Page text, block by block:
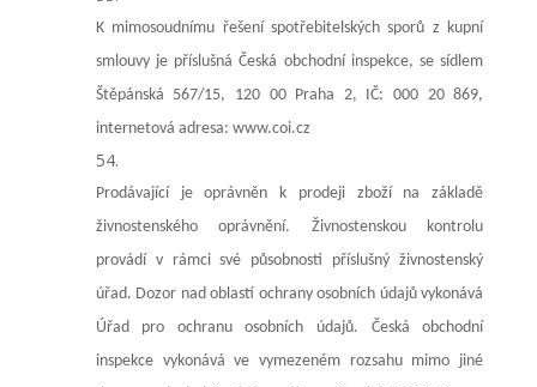
K mimosoudnímu řešení spotřebitelských sporů z kupní
smlouvy je příslušná Česká obchodní inspekce, se sídlem
Štěpánská 567/15, 120 00 Praha 2, IČ: 000 20 869,
internetová adresa: www.coi.cz
Prodávající je oprávněn k prodeji zboží na základě
živnostenského oprávnění. Živnostenskou kontrolu
provádí v rámci své působnosti příslušný živnostenský
úřad. Dozor nad oblastí ochrany osobních údajů vykonává
Úřad pro ochranu osobních údajů. Česká obchodní
inspekce vykonává ve vymezeném rozsahu mimo jiné